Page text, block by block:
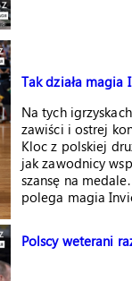
Tak działa magia
Na tych
zawiści i ostrej
Kloc z polskiej
jak zawodnicy
szansę na
polega magia
Polscy weterani